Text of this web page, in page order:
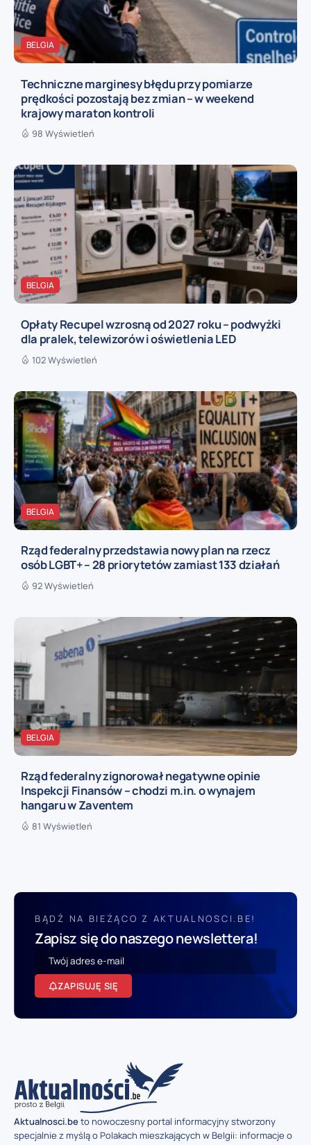
BELGIA
Techniczne marginesy błędu przy pomiarze
prędkości pozostają bez zmian – w weekend
krajowy maraton kontroli
98 Wyświetleń
BELGIA
Opłaty Recupel wzrosną od 2027 roku – podwyżki
dla pralek, telewizorów i oświetlenia LED
102 Wyświetleń
BELGIA
Rząd federalny przedstawia nowy plan na rzecz
osób LGBT+ – 28 priorytetów zamiast 133 działań
92 Wyświetleń
BELGIA
Rząd federalny zignorował negatywne opinie
Inspekcji Finansów – chodzi m.in. o wynajem
hangaru w Zaventem
81 Wyświetleń
BĄDŹ NA BIEŻĄCO Z AKTUALNOSCI.BE!
Zapisz się do naszego newslettera!
ZAPISUJĘ SIĘ
Aktualnosci.beto nowoczesny portal informacyjny stworzony
specjalnie z myślą o Polakach mieszkających w Belgii: informacje o